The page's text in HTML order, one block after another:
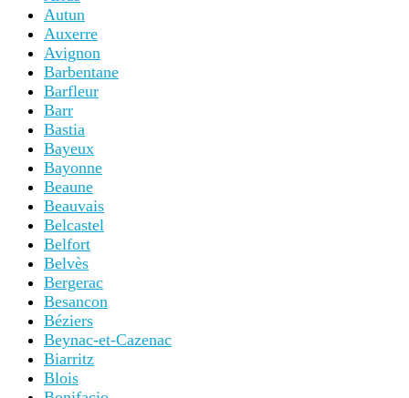
Autun
Auxerre
Avignon
Barbentane
Barfleur
Barr
Bastia
Bayeux
Bayonne
Beaune
Beauvais
Belcastel
Belfort
Belvès
Bergerac
Besancon
Béziers
Beynac-et-Cazenac
Biarritz
Blois